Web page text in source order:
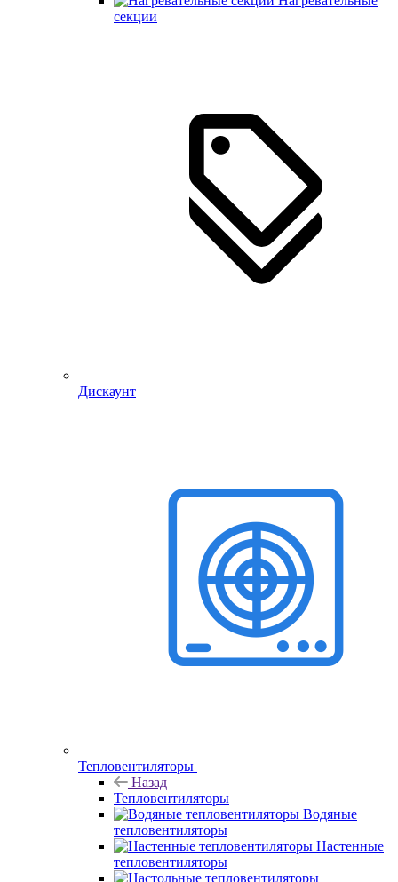
секции
Дискаунт
Тепловентиляторы
Назад
Тепловентиляторы
Водяные
тепловентиляторы
Настенные
тепловентиляторы